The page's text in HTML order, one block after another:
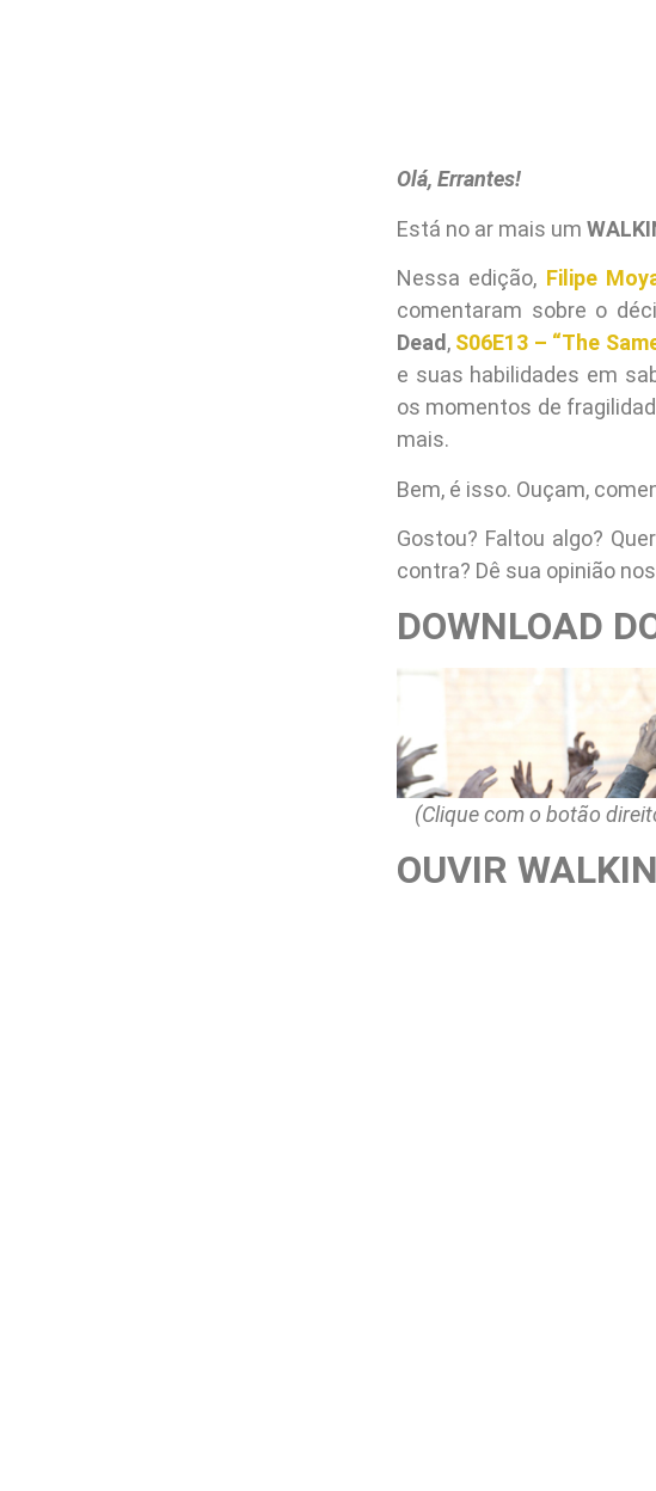
Olá, Errantes!
Está no ar mais um
Nessa edição, Filipe
comentaram sobre o
Dead , S06E13 – “The
e suas habilidades em
os momentos de
mais.
Bem, é isso. Ouçam,
Gostou? Faltou algo?
contra? Dê sua opinião
DOWNLOAD
(Clique com o botão
OUVIR